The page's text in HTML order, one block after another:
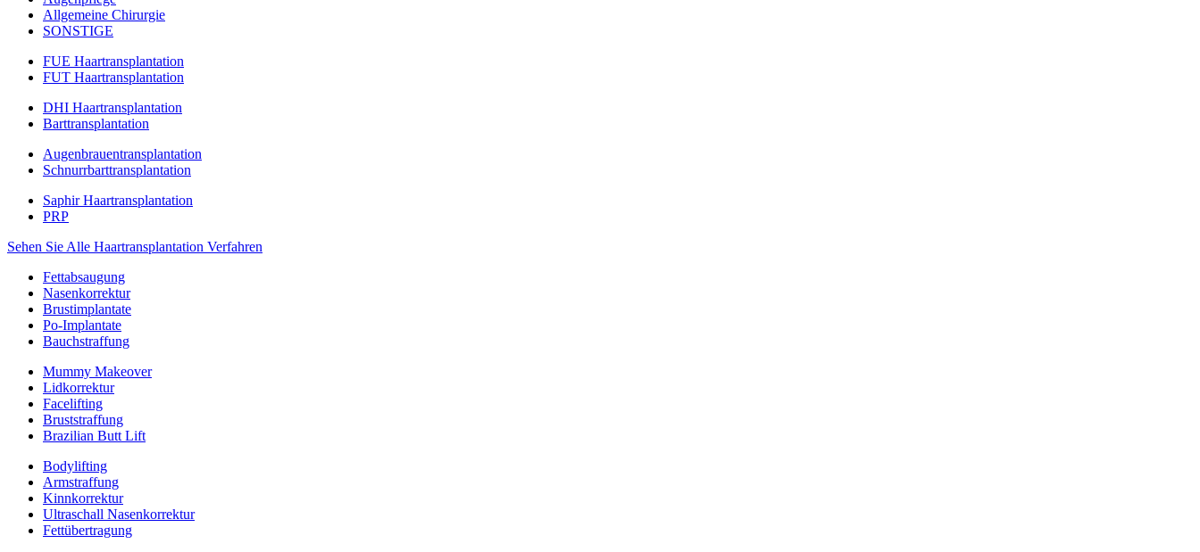
Allgemeine Chirurgie
SONSTIGE
FUE Haartransplantation
FUT Haartransplantation
DHI Haartransplantation
Barttransplantation
Augenbrauentransplantation
Schnurrbarttransplantation
Saphir Haartransplantation
PRP
Sehen Sie Alle Haartransplantation Verfahren
Fettabsaugung
Nasenkorrektur
Brustimplantate
Po-Implantate
Bauchstraffung
Mummy Makeover
Lidkorrektur
Facelifting
Bruststraffung
Brazilian Butt Lift
Bodylifting
Armstraffung
Kinnkorrektur
Ultraschall Nasenkorrektur
Fettübertragung